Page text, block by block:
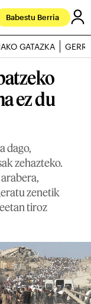
Babestu Berria
GATAZKA
ez du
dago,
zehazteko.
zenetik
tiroz